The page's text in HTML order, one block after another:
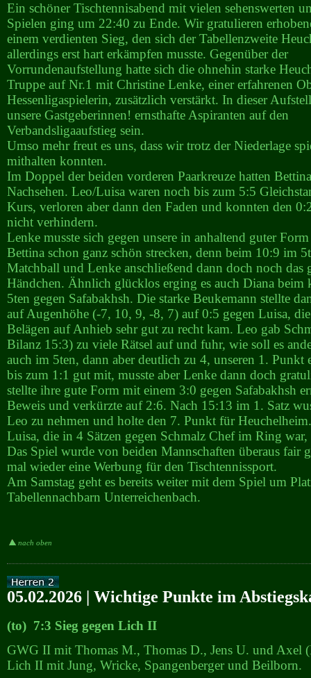
Ein schöner Tischtennisabend mit vielen sehenswerten
Spielen ging um 22:40 zu Ende. Wir gratulieren
einem verdienten Sieg, den sich der Tabellenzweite
allerdings erst hart erkämpfen musste. Gegenüber der
Vorrundenaufstellung hatte sich die ohnehin starke
Truppe auf Nr.1 mit Christine Lenke, einer erfahrenen
Hessenligaspielerin, zusätzlich verstärkt. In dieser
unsere Gastgeberinnen! ernsthafte Aspiranten auf den
Verbandsligaaufstieg sein.
Umso mehr freut es uns, dass wir trotz der Niederlage
mithalten konnten.
Im Doppel der beiden vorderen Paarkreuze hatten
Nachsehen. Leo/Luisa waren noch bis zum 5:5
Kurs, verloren aber dann den Faden und konnten den
nicht verhindern.
Lenke musste sich gegen unsere in anhaltend guter
Bettina schon ganz schön strecken, denn beim 10:9 im
Matchball und Lenke anschließend dann doch noch das
Händchen. Ähnlich glücklos erging es auch Diana beim
5ten gegen Safabakhsh. Die starke Beukemann stellte
auf Augenhöhe (-7, 10, 9, -8, 7) auf 0:5 gegen Luisa,
Belägen auf Anhieb sehr gut zu recht kam. Leo gab
Bilanz 15:3) zu viele Rätsel auf und fuhr, wie soll es
auch im 5ten, dann aber deutlich zu 4, unseren 1. Punkt
bis zum 1:1 gut mit, musste aber Lenke dann doch
stellte ihre gute Form mit einem 3:0 gegen Safabakhsh
Beweis und verkürzte auf 2:6. Nach 15:13 im 1. Satz
Leo zu nehmen und holte den 7. Punkt für
Luisa, die in 4 Sätzen gegen Schmalz Chef im Ring
Das Spiel wurde von beiden Mannschaften überaus fair
mal wieder eine Werbung für den Tischtennissport.
Am Samstag geht es bereits weiter mit dem Spiel um
Tabellennachbarn Unterreichenbach.
nach oben
05.02.2026 | Wichtige Punkte im
(to) 7:3 Sieg gegen Lich II
GWG II mit Thomas M., Thomas D., Jens U. und Axel
Lich II mit Jung, Wricke, Spangenberger und Beilborn.